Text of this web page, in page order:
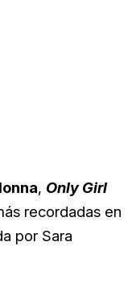
, Only Girl
recordadas en
por Sara